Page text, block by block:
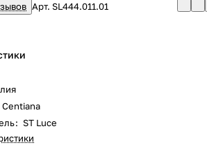
Арт. SL444.011.01
Centiаna
: ST Luce